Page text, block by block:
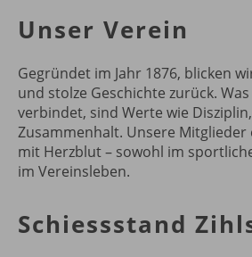
Unser Verein
Gegründet im Jahr 1876, blicken
und stolze Geschichte zurück.
verbindet, sind Werte wie
Zusammenhalt. Unsere Mitglieder
mit Herzblut – sowohl im
im Vereinsleben.
Schiessstand